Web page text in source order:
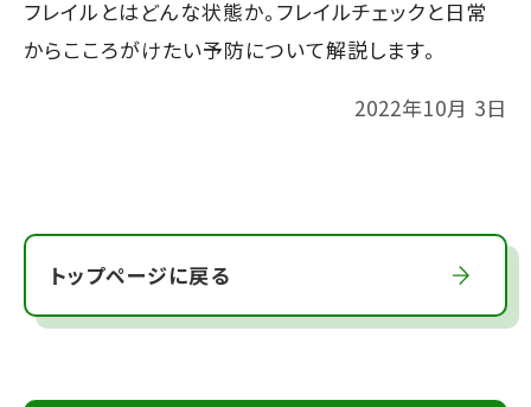
フレイルとはどんな状態か。フレイルチェックと日常
からこころがけたい予防について解説します。
2022年10月 3日
トップページに戻る